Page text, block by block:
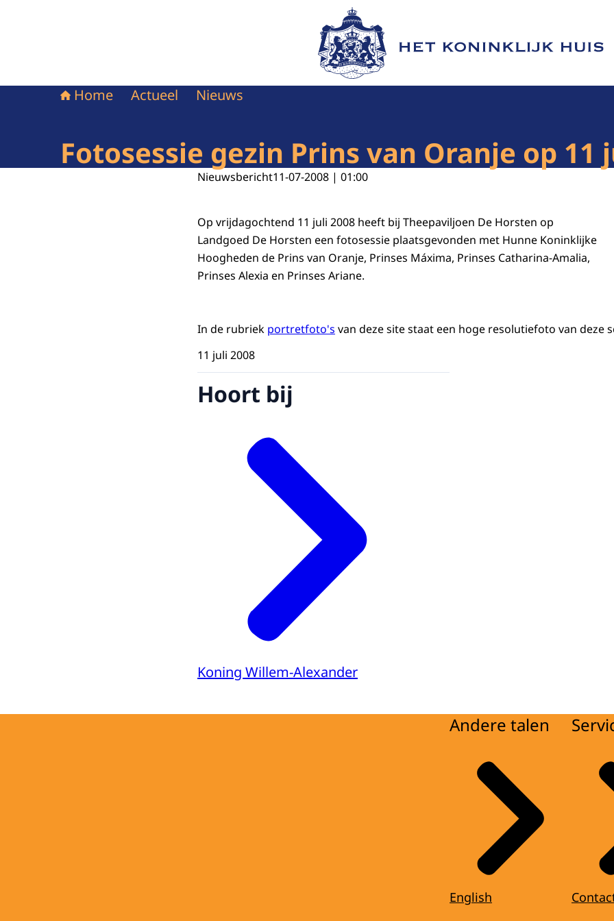
Naar de homepage van Het Koninklijk Huis
Home Actueel Nieuws
Fotosessie gezin Prins van Oranje op 11
Nieuwsbericht11-07-2008 | 01:00
Op vrijdagochtend 11 juli 2008 heeft bij Theepaviljoen De Horsten op
Landgoed De Horsten een fotosessie plaatsgevonden met Hunne Koninklijke
Hoogheden de Prins van Oranje, Prinses Máxima, Prinses Catharina-Amalia,
Prinses Alexia en Prinses Ariane.
In de rubriek portretfoto's van deze site staat een hoge resolutiefoto van deze
11 juli 2008
Hoort bij
Koning Willem-Alexander
Andere talen
English